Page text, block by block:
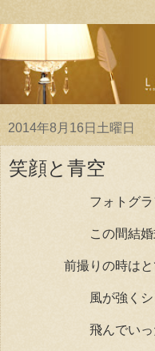
2014年8月16日土曜日
笑顔と青空
フォトグラ
この間結
前撮りの時は
風が強く
飛んでいっ